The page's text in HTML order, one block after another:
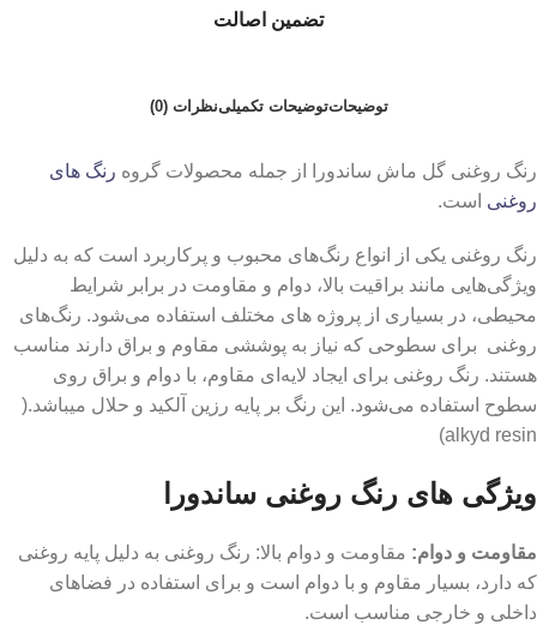
تضمین اصالت
توضیحاتتوضیحات تکمیلینظرات (0)
رنگ روغنی گل ماش ساندورا از جمله محصولات گروه رنگ های
روغنی است.
رنگ روغنی یکی از انواع رنگ‌های محبوب و پرکاربرد است که به دلیل
ویژگی‌هایی مانند براقیت بالا، دوام و مقاومت در برابر شرایط
محیطی، در بسیاری از پروژه‌ های مختلف استفاده می‌شود. رنگ‌های
روغنی برای سطوحی که نیاز به پوششی مقاوم و براق دارند مناسب
هستند. رنگ روغنی برای ایجاد لایه‌ای مقاوم، با دوام و براق روی
سطوح استفاده می‌شود. این رنگ بر پایه رزین آلکید و حلال میباشد.(
alkyd resin)
ویژگی های رنگ روغنی ساندورا
مقاومت و دوام: مقاومت و دوام بالا: رنگ روغنی به دلیل پایه روغنی
که دارد، بسیار مقاوم و با دوام است و برای استفاده در فضاهای
داخلی و خارجی مناسب است.